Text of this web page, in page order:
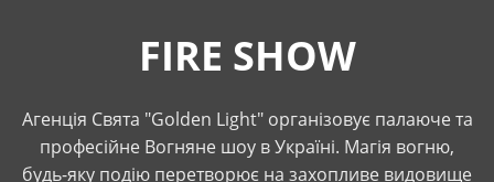
FIRE SHOW
Агенція Свята "Golden Light" організовує палаюче та
професійне Вогняне шоу в Україні. Магія вогню,
будь-яку подію перетворює на захопливе видовище